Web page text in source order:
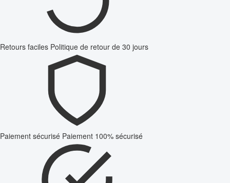
Retours faciles Politique de retour de 30 jours
Paiement sécurisé Paiement 100% sécurisé